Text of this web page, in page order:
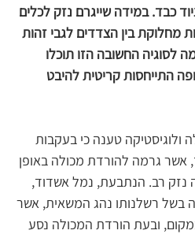
כבד. במידה שייגרם נזק לכלים
מחלוקת בין הצדדים לגבי זהות
לסוגיה החשובה הזו תוכלו
התייחסות קריטית להיבט
ולוגיסטיקה טענה כי בעקבות
אשר גרמה להורדת מכולה באופן
נזק רב. הנתבעת, נמל אשדוד,
בשל רשלנותו נהג המשאית, אשר
ובעת הורדת המכולה נסע